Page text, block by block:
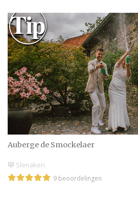
Auberge de Smockelaer
Slenaken
9 beoordelingen